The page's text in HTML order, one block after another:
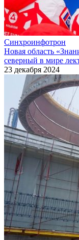
Синхроинфотрон
Новая область
северный в мире
23 декабря 2024